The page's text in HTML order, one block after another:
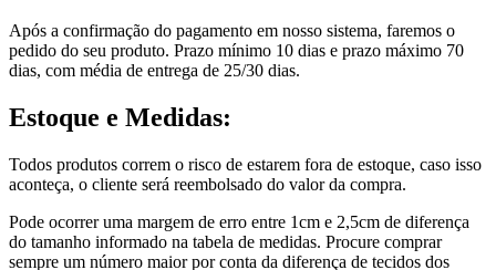
Após a confirmação do pagamento em nosso sistema, faremos o
pedido do seu produto. Prazo mínimo 10 dias e prazo máximo 70
dias, com média de entrega de 25/30 dias.
Estoque e Medidas:
Todos produtos correm o risco de estarem fora de estoque, caso isso
aconteça, o cliente será reembolsado do valor da compra.
Pode ocorrer uma margem de erro entre 1cm e 2,5cm de diferença
do tamanho informado na tabela de medidas. Procure comprar
sempre um número maior por conta da diferença de tecidos dos